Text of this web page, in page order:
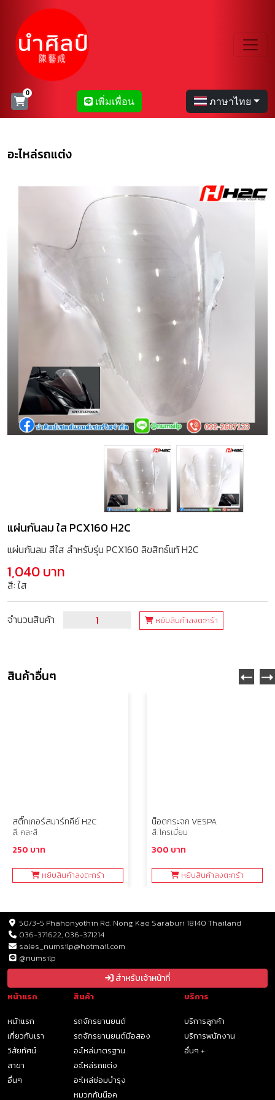
เพิ่มเพื่อน ภาษาไทย
อะไหล่รถแต่ง
แผ่นกันลม ใส PCX160 H2C
แผ่นกันลม สีใส สำหรับรุ่น PCX160 ลิขสิทธ์แท้ H2C
1,040 บาท
สี: ใส
จำนวนสินค้า หยิบสินค้าลงตะกร้า
สินค้าอื่นๆ
สติ๊กเกอร์สมาร์ทคีย์ H2C
สี: คละสี
250 บาท
หยิบสินค้าลงตะกร้า
น็อตกระจก VESPA
สี: โครเมี่ยม
300 บาท
หยิบสินค้าลงตะกร้า
50/3-5 Phahonyothin Rd. Nong Kae Saraburi 18140 Thailand
036-371622, 036-371214
sales_numsilp@hotmail.com
@numsilp
สำหรับเจ้าหน้าที่
หน้าแรก
หน้าแรก
เกี่ยวกับเรา
วิสัยทัศน์
สาขา
อื่นๆ
สินค้า
รถจักรยานยนต์
รถจักรยานยนต์มือสอง
อะไหล่มาตรฐาน
อะไหล่รถแต่ง
อะไหล่ซ่อมบำรุง
หมวกกันน๊อค
บริการ
บริการลูกค้า
บริการพนักงาน
อื่นๆ +